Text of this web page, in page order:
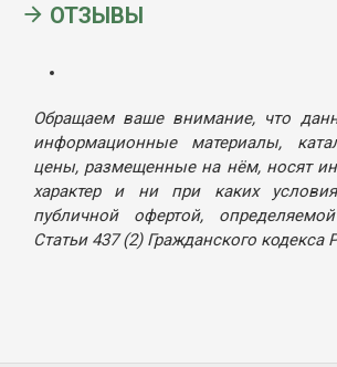
ОТЗЫВЫ
Обращаем ваше внимание, что
информационные материалы,
цены, размещенные на нём, носят
характер и ни при каких
публичной офертой,
Статьи 437 (2) Гражданского кодекса